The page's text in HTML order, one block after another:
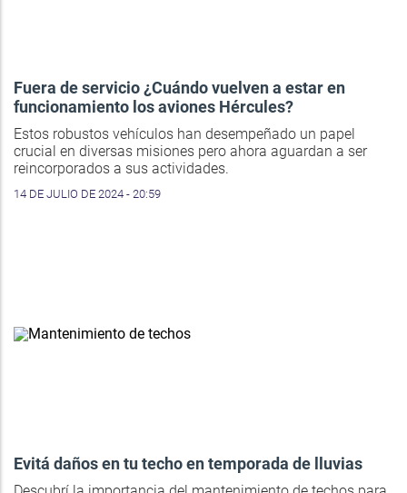
Fuera de servicio ¿Cuándo vuelven a estar en
funcionamiento los aviones Hércules?
Estos robustos vehículos han desempeñado un papel
crucial en diversas misiones pero ahora aguardan a ser
reincorporados a sus actividades.
14 DE JULIO DE 2024 - 20:59
Evitá daños en tu techo en temporada de lluvias